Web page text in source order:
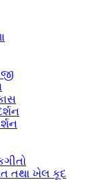
તથા ખેલ કૂદ